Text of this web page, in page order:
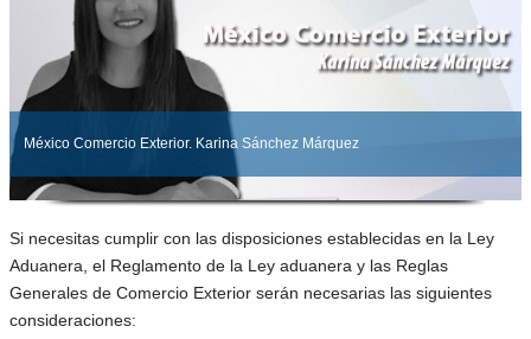
México Comercio Exterior. Karina Sánchez Márquez
Si necesitas cumplir con las disposiciones establecidas en la Ley
Aduanera, el Reglamento de la Ley aduanera y las Reglas
Generales de Comercio Exterior serán necesarias las siguientes
consideraciones: